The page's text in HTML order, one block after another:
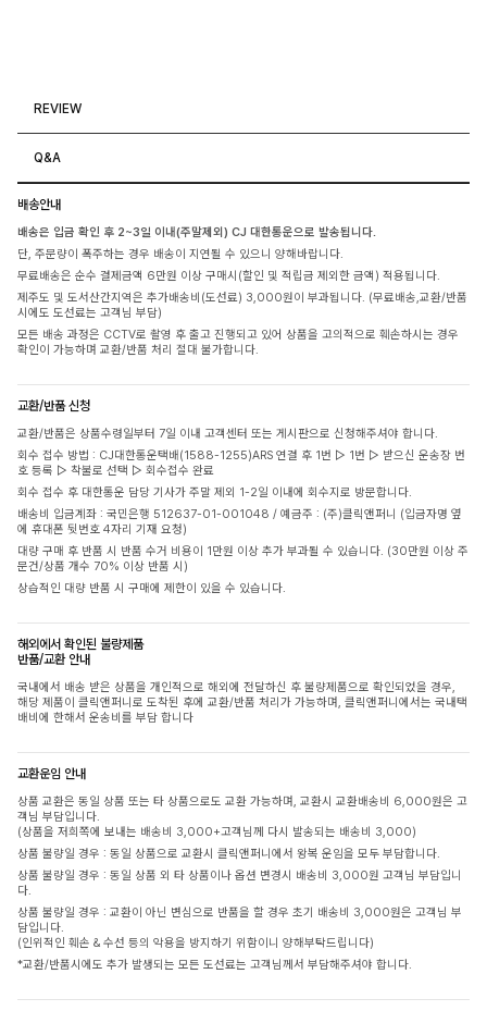
REVIEW
Q&A
배송안내
배송은 입금 확인 후 2~3일 이내(주말제외) CJ 대한통운으로 발송됩니다.
단, 주문량이 폭주하는 경우 배송이 지연될 수 있으니 양해바랍니다.
무료배송은 순수 결제금액 6만원 이상 구매시(할인 및 적립금 제외한 금액) 적용됩니다.
제주도 및 도서산간지역은 추가배송비(도선료) 3,000원이 부과됩니다. (무료배송,교환/반품
시에도 도선료는 고객님 부담)
모든 배송 과정은 CCTV로 촬영 후 출고 진행되고 있어 상품을 고의적으로 훼손하시는 경우
확인이 가능하며 교환/반품 처리 절대 불가합니다.
교환/반품 신청
교환/반품은 상품수령일부터 7일 이내 고객센터 또는 게시판으로 신청해주셔야 합니다.
회수 접수 방법 : CJ대한통운택배(1588-1255)ARS 연결 후 1번 ▷ 1번 ▷ 받으신 운송장 번
호 등록 ▷ 착불로 선택 ▷ 회수접수 완료
회수 접수 후 대한통운 담당 기사가 주말 제외 1-2일 이내에 회수지로 방문합니다.
배송비 입금계좌 : 국민은행 512637-01-001048 / 예금주 : (주)클릭앤퍼니 (입금자명 옆
에 휴대폰 뒷번호 4자리 기재 요청)
대량 구매 후 반품 시 반품 수거 비용이 1만원 이상 추가 부과될 수 있습니다. (30만원 이상 주
문건/상품 개수 70% 이상 반품 시)
상습적인 대량 반품 시 구매에 제한이 있을 수 있습니다.
해외에서 확인된 불량제품
반품/교환 안내
국내에서 배송 받은 상품을 개인적으로 해외에 전달하신 후 불량제품으로 확인되었을 경우,
해당 제품이 클릭앤퍼니로 도착된 후에 교환/반품 처리가 가능하며, 클릭앤퍼니에서는 국내택
배비에 한해서 운송비를 부담 합니다
교환운임 안내
상품 교환은 동일 상품 또는 타 상품으로도 교환 가능하며, 교환시 교환배송비 6,000원은 고
객님 부담입니다.
(상품을 저희쪽에 보내는 배송비 3,000+고객님께 다시 발송되는 배송비 3,000)
상품 불량일 경우 : 동일 상품으로 교환시 클릭앤퍼니에서 왕복 운임을 모두 부담합니다.
상품 불량일 경우 : 동일 상품 외 타 상품이나 옵션 변경시 배송비 3,000원 고객님 부담입니
다.
상품 불량일 경우 : 교환이 아닌 변심으로 반품을 할 경우 초기 배송비 3,000원은 고객님 부
담입니다.
(인위적인 훼손 & 수선 등의 악용을 방지하기 위함이니 양해부탁드립니다)
*교환/반품시에도 추가 발생되는 모든 도선료는 고객님께서 부담해주셔야 합니다.